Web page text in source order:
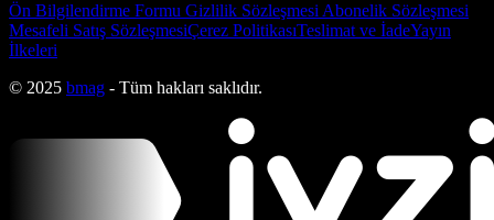
Ön Bilgilendirme Formu Gizlilik Sözleşmesi Abonelik Sözleşmesi
Mesafeli Satış SözleşmesiÇerez PolitikasıTeslimat ve İadeYayın
İlkeleri
© 2025 bmag - Tüm hakları saklıdır.